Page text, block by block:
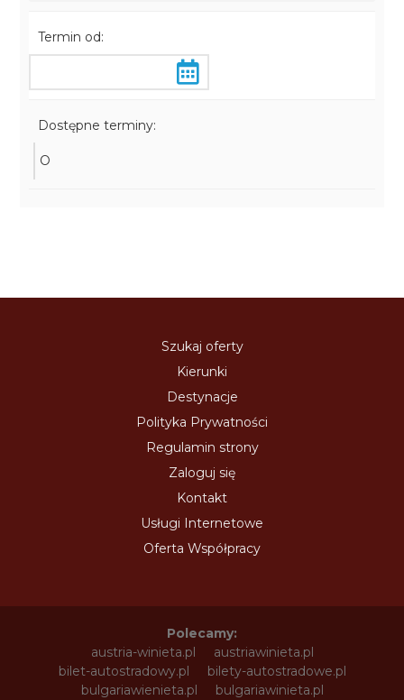
Termin od:
Dostępne terminy:
O
Szukaj oferty
Kierunki
Destynacje
Polityka Prywatności
Regulamin strony
Zaloguj się
Kontakt
Usługi Internetowe
Oferta Współpracy
Polecamy:
austria-winieta.pl
austriawinieta.pl
bilet-autostradowy.pl
bilety-autostradowe.pl
bulgariawienieta.pl
bulgariawinieta.pl